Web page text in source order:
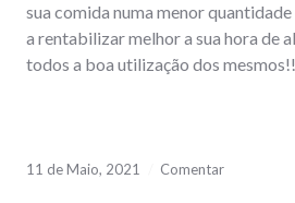
sua comida numa menor
a rentabilizar melhor a sua hora de
todos a boa utilização dos
11 de Maio, 2021 Comentar